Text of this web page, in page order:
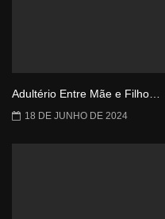
Adultério Entre Mãe e Filho…
18 DE JUNHO DE 2024